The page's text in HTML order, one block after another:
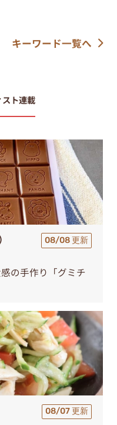
キーワード一覧へ
スト連載
08/08 更新
の手作り「グミチ
08/07 更新